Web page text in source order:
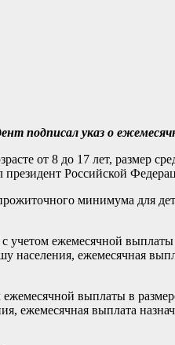
подписал указ о
от 8 до 17 лет, размер
Российской
минимума для
учетом ежемесячной
ежемесячная
выплаты в
ежемесячная выплата